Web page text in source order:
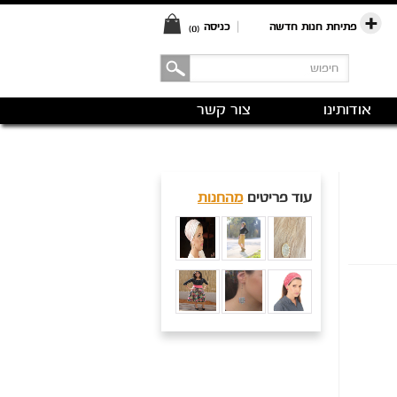
פתיחת חנות חדשה כניסה (0)
אודותינו צור קשר
עוד פריטיםמהחנות